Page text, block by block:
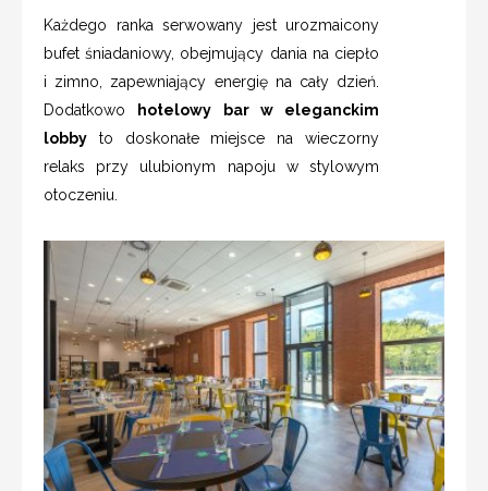
Każdego ranka serwowany jest urozmaicony
bufet śniadaniowy, obejmujący dania na ciepło
i zimno, zapewniający energię na cały dzień.
Dodatkowo hotelowy bar w eleganckim
lobby to doskonałe miejsce na wieczorny
relaks przy ulubionym napoju w stylowym
otoczeniu.